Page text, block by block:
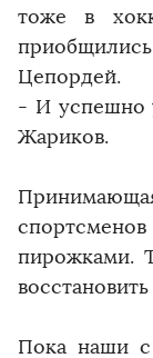
тоже в
Цепордей.
- И успешно
Жариков.
пирожками.
Пока наши с